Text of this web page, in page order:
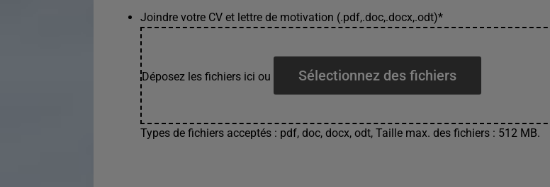
Joindre votre CV et lettre de motivation (.pdf,.doc,.docx,.odt)*
Déposez les fichiers ici ou Sélectionnez des fichiers
Types de fichiers acceptés : pdf, doc, docx, odt, Taille max. des fichiers : 512 MB.